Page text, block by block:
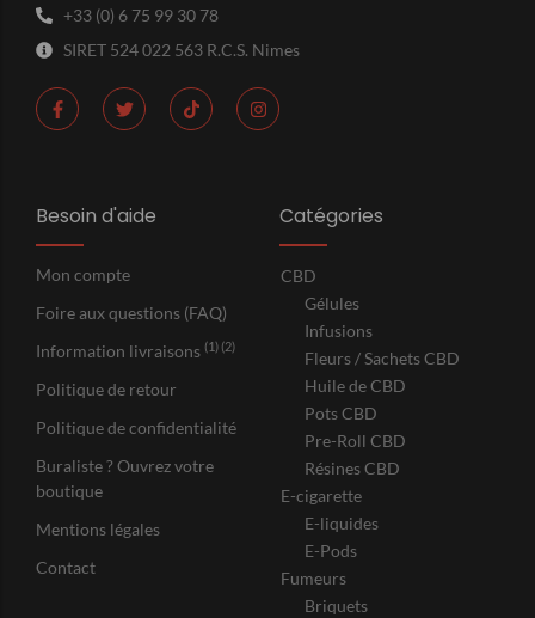
+33 (0) 6 75 99 30 78
SIRET 524 022 563 R.C.S. Nimes
Besoin d'aide
Mon compte
Foire aux questions (FAQ)
Information livraisons (1) (2)
Politique de retour
Politique de confidentialité
Buraliste ? Ouvrez votre
boutique
Mentions légales
Contact
Catégories
CBD
Gélules
Infusions
Fleurs / Sachets CBD
Huile de CBD
Pots CBD
Pre-Roll CBD
Résines CBD
E-cigarette
E-liquides
E-Pods
Fumeurs
Briquets